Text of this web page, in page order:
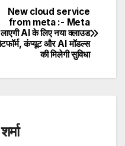
New cloud service
from meta :- Meta
लाएगी AI के लिए नया क्लाउड
कंप्यूट और AI मॉडल्स
की मिलेगी सुविधा